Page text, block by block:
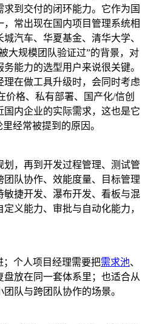
到交付的闭环能力。它作为国
常出现在国内项目管理系统相
汽车、华夏基金、清华大学、
大规模团队验证过”的背景，对
能力的选型用户来说很关键。
在做工具升级时，会同时考虑
价格、私有部署、国产化/信创
内企业的实际需求，这也是它
经常被提到的原因。
，再到开发过程管理、测试管
队协作、效能度量、目标管理
捷开发、瀑布开发、看板与混
义能力、审批与自动化能力，
个人项目经理需要把需求池、
放在同一套体系里；也适合从
队与跨团队协作的场景。